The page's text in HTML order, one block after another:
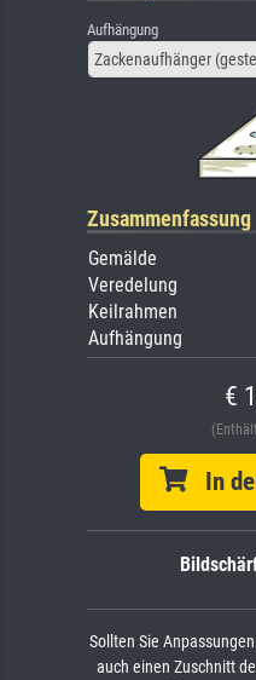
Aufhängung
Zackenaufhänger
Zusammenfassung
Gemälde
Veredelung
Keilrahmen
Aufhängung
€
In
Sollten Sie
auch einen Zuschnitt